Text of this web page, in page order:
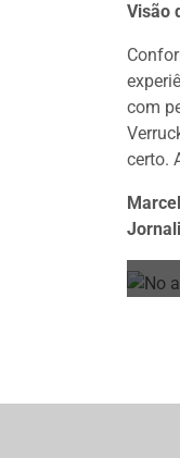
Visão
com
certo.